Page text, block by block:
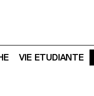
VIE ETUDIANTE